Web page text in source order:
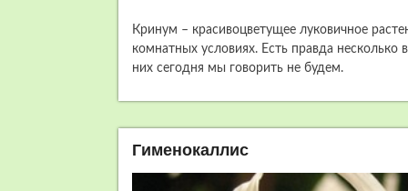
Кринум – красивоцветущее луковичное
комнатных условиях. Есть правда
них сегодня мы говорить не будем.
Гименокаллис